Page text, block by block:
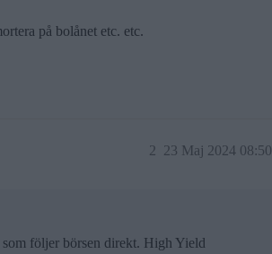
på bolånet etc. etc.
23 Maj 2024 08:50
2
följer börsen direkt. High Yield